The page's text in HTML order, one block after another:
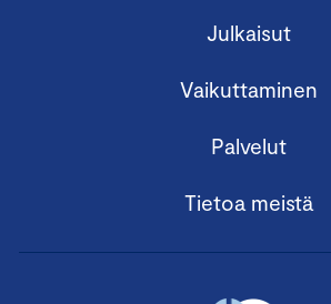
Julkaisut
Vaikuttaminen
Palvelut
Tietoa meistä